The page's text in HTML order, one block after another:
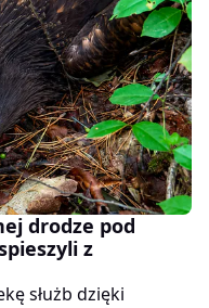
drodze pod
z
służb dzięki